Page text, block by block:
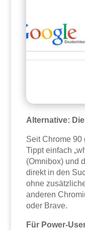
Alternative:
Seit Chrome 90
Tippt einfach
(Omnibox) und
direkt in den
ohne
anderen
oder Brave.
Für Power-